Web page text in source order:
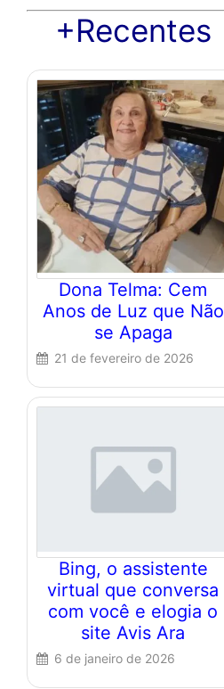
+Recentes
Dona Telma: Cem
Anos de Luz que Não
se Apaga
21 de fevereiro de 2026
Bing, o assistente
virtual que conversa
com você e elogia o
site Avis Ara
6 de janeiro de 2026